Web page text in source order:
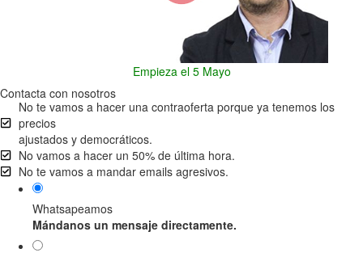
Empieza el 5 Mayo
Contacta con nosotros
No te vamos a hacer una contraoferta porque ya tenemos los
precios
ajustados y democráticos.
No vamos a hacer un 50% de última hora.
No te vamos a mandar emails agresivos.
Whatsapeamos
Mándanos un mensaje directamente.